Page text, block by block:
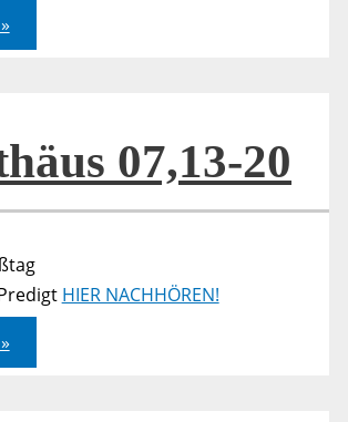
07,13-20
HIER NACHHÖREN!